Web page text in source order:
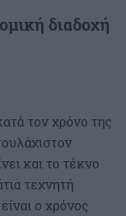
διαδοχή
τον χρόνο της
και το τέκνο
τεχνητή
ο χρόνος